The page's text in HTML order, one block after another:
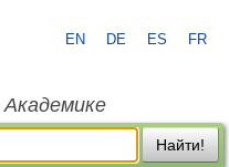
EN DE ES FR
Академике
Найти!